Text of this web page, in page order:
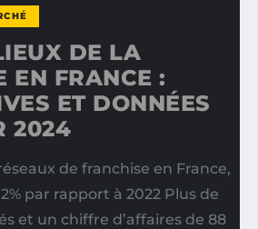
DE LA
EN FRANCE :
ET DONNÉES
2024
de franchise en France,
par rapport à 2022 Plus de
et un chiffre d’affaires de 88